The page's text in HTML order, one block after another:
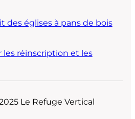
des églises à pans de bois
les réinscription et les
Le Refuge Vertical